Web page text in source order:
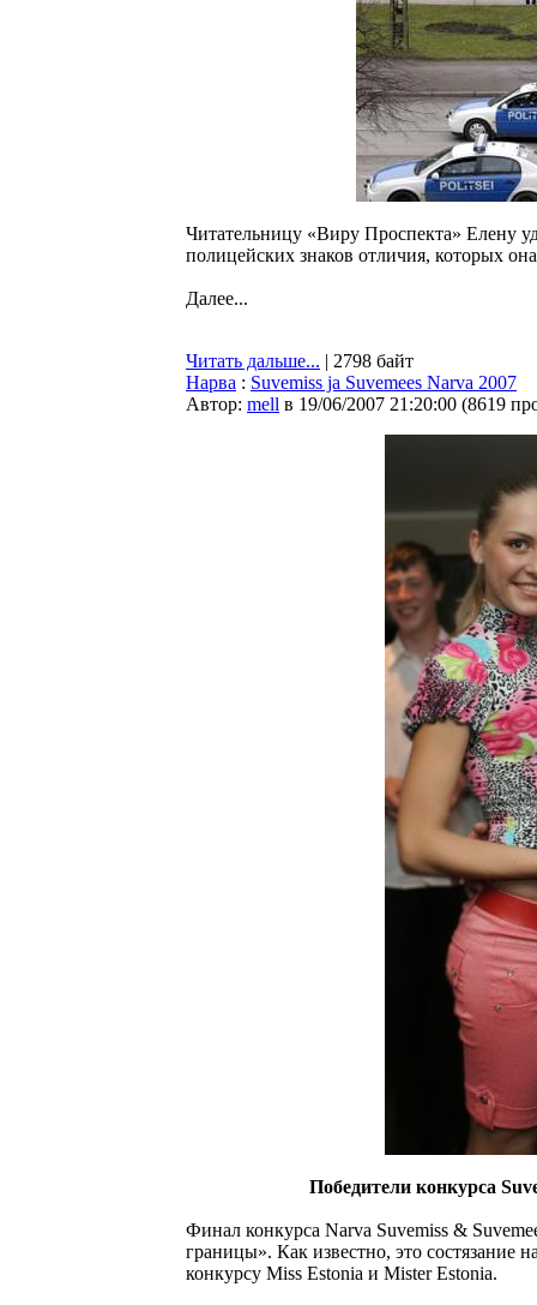
Читательницу «Виру Проспекта» Елену
полицейских знаков отличия, которых
Далее...
Читать дальше... | 2798 байт
Нарва : Suvemiss ja Suvemees Narva 2007
Автор: mell в 19/06/2007 21:20:00 (8619
Победители конкурса
Финал конкурса Narva Suvemiss &
границы». Как известно, это состязание
конкурсу Miss Estonia и Mister Estonia.